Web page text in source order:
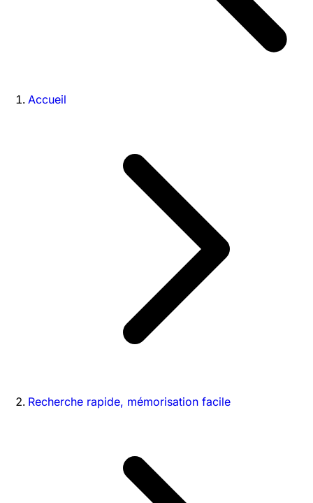
Accueil
Recherche rapide, mémorisation facile